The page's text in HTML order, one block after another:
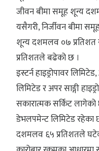
जीवन बीमा समूह शून्य
यसैगरी, निर्जीवन बीमा
शून्य दशमलव ०७
प्रतिशतले बढेको छ ।
इस्टर्न हाइड्रोपावर
लिमिटेड र अपर साङ्गी
सकारात्मक सर्किट लागेको
डेभलपमेन्ट लिमिटेड रहेका
दशमलव ६५ प्रतिशतले